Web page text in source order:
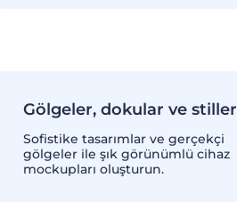
Gölgeler, dokular ve stiller
Sofistike tasarımlar ve gerçekçi
gölgeler ile şık görünümlü cihaz
mockupları oluşturun.